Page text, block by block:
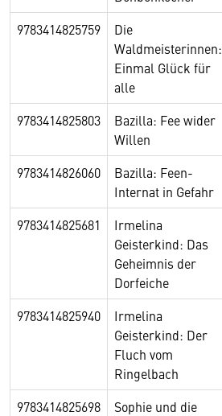
9783414825759
Die
Waldmeisterinnen:
Einmal Glück für
alle
9783414825803
Bazilla: Fee wider
Willen
9783414826060
Bazilla: Feen-
Internat in Gefahr
9783414825681
Irmelina
Geisterkind: Das
Geheimnis der
Dorfeiche
9783414825940
Irmelina
Geisterkind: Der
Fluch vom
Ringelbach
9783414825698
Sophie und die